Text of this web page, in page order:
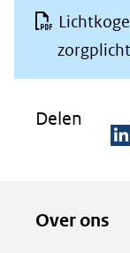
Delen
Over ons